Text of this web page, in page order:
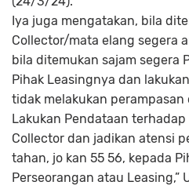
Iya juga mengatakan, bila
Collector/mata elang segera
bila ditemukan sajam segera
Pihak Leasingnya dan
tidak melakukan perampasan
Lakukan Pendataan
Collector dan jadikan atensi
tahan, jo kan 55 56, kepada
Perseorangan atau Leasing,”